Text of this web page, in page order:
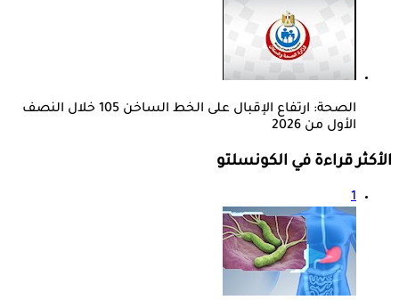
الصحة: ارتفاع الإقبال على الخط الساخن 105 خلال النصف
الأول من 2026
الأكثر قراءة في الكونسلتو
1